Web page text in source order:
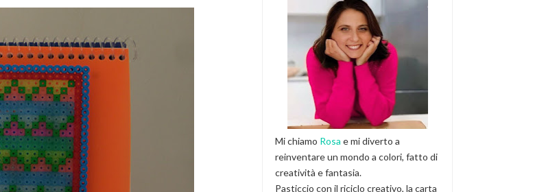
Mi chiamo Rosa e mi diverto a
reinventare un mondo a colori, fatto di
creatività e fantasia.
Pasticcio con il riciclo creativo, la carta